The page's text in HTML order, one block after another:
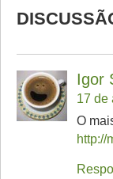
Igor
17 de
O
http://